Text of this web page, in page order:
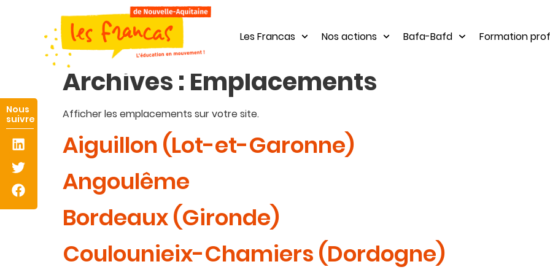
Panneau de gestion des cookies
Les Francas Nos actions Bafa-Bafd Formation
Archives : Emplacements
Afficher les emplacements sur votre site.
Aiguillon (Lot-et-Garonne)
Angoulême
Bordeaux (Gironde)
Coulounieix-Chamiers (Dordogne)